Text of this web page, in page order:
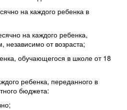
на каждого ребенка в
на каждого ребенка,
от возраста;
обучающегося в школе от 18
ребенка, переданного в
бюджета: